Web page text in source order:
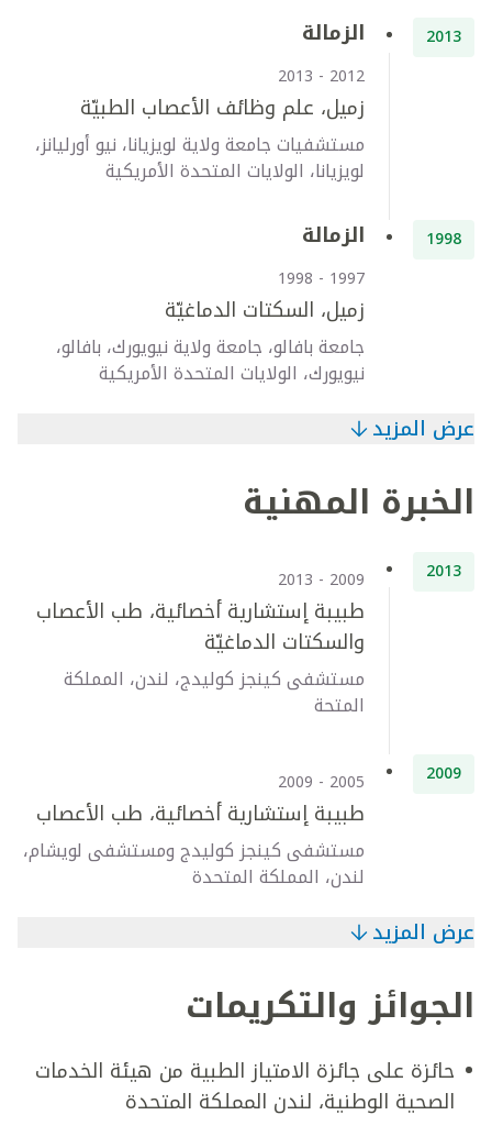
2013 الزمالة
2012 - 2013
زميل، علم وظائف الأعصاب الطبيّة
مستشفيات جامعة ولاية لويزيانا، نيو أورليانز،
لويزيانا، الولايات المتحدة الأمريكية
1998 الزمالة
1997 - 1998
زميل، السكتات الدماغيّة
جامعة بافالو، جامعة ولاية نيويورك، بافالو،
نيويورك، الولايات المتحدة الأمريكية
عرض المزيد
الخبرة المهنية
2013
2009 - 2013
طبيبة إستشارية أخصائية، طب الأعصاب
والسكتات الدماغيّة
مستشفى كينجز كوليدج، لندن، المملكة
المتحة
2009
2005 - 2009
طبيبة إستشارية أخصائية، طب الأعصاب
مستشفى كينجز كوليدج ومستشفى لويشام،
لندن، المملكة المتحدة
عرض المزيد
الجوائز والتكريمات
حائزة على جائزة الامتياز الطبية من هيئة الخدمات
الصحية الوطنية، لندن المملكة المتحدة